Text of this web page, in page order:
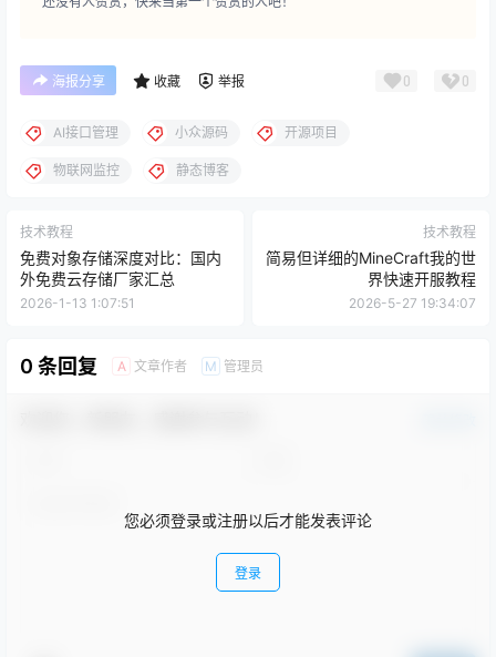
海报分享 收藏 举报 0 0
AI接口管理 小众源码 开源项目
物联网监控 静态博客
技术教程
免费对象存储深度对比：国内
外免费云存储厂家汇总
2026-1-13 1:07:51
技术教程
简易但详细的MineCraft我的世
界快速开服教程
2026-5-27 19:34:07
0 条回复 A 文章作者 M 管理员
您必须登录或注册以后才能发表评论
登录